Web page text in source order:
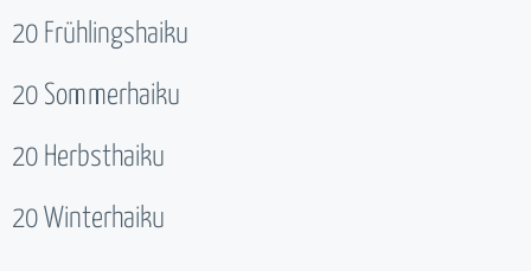
20 Frühlingshaiku
20 Sommerhaiku
20 Herbsthaiku
20 Winterhaiku